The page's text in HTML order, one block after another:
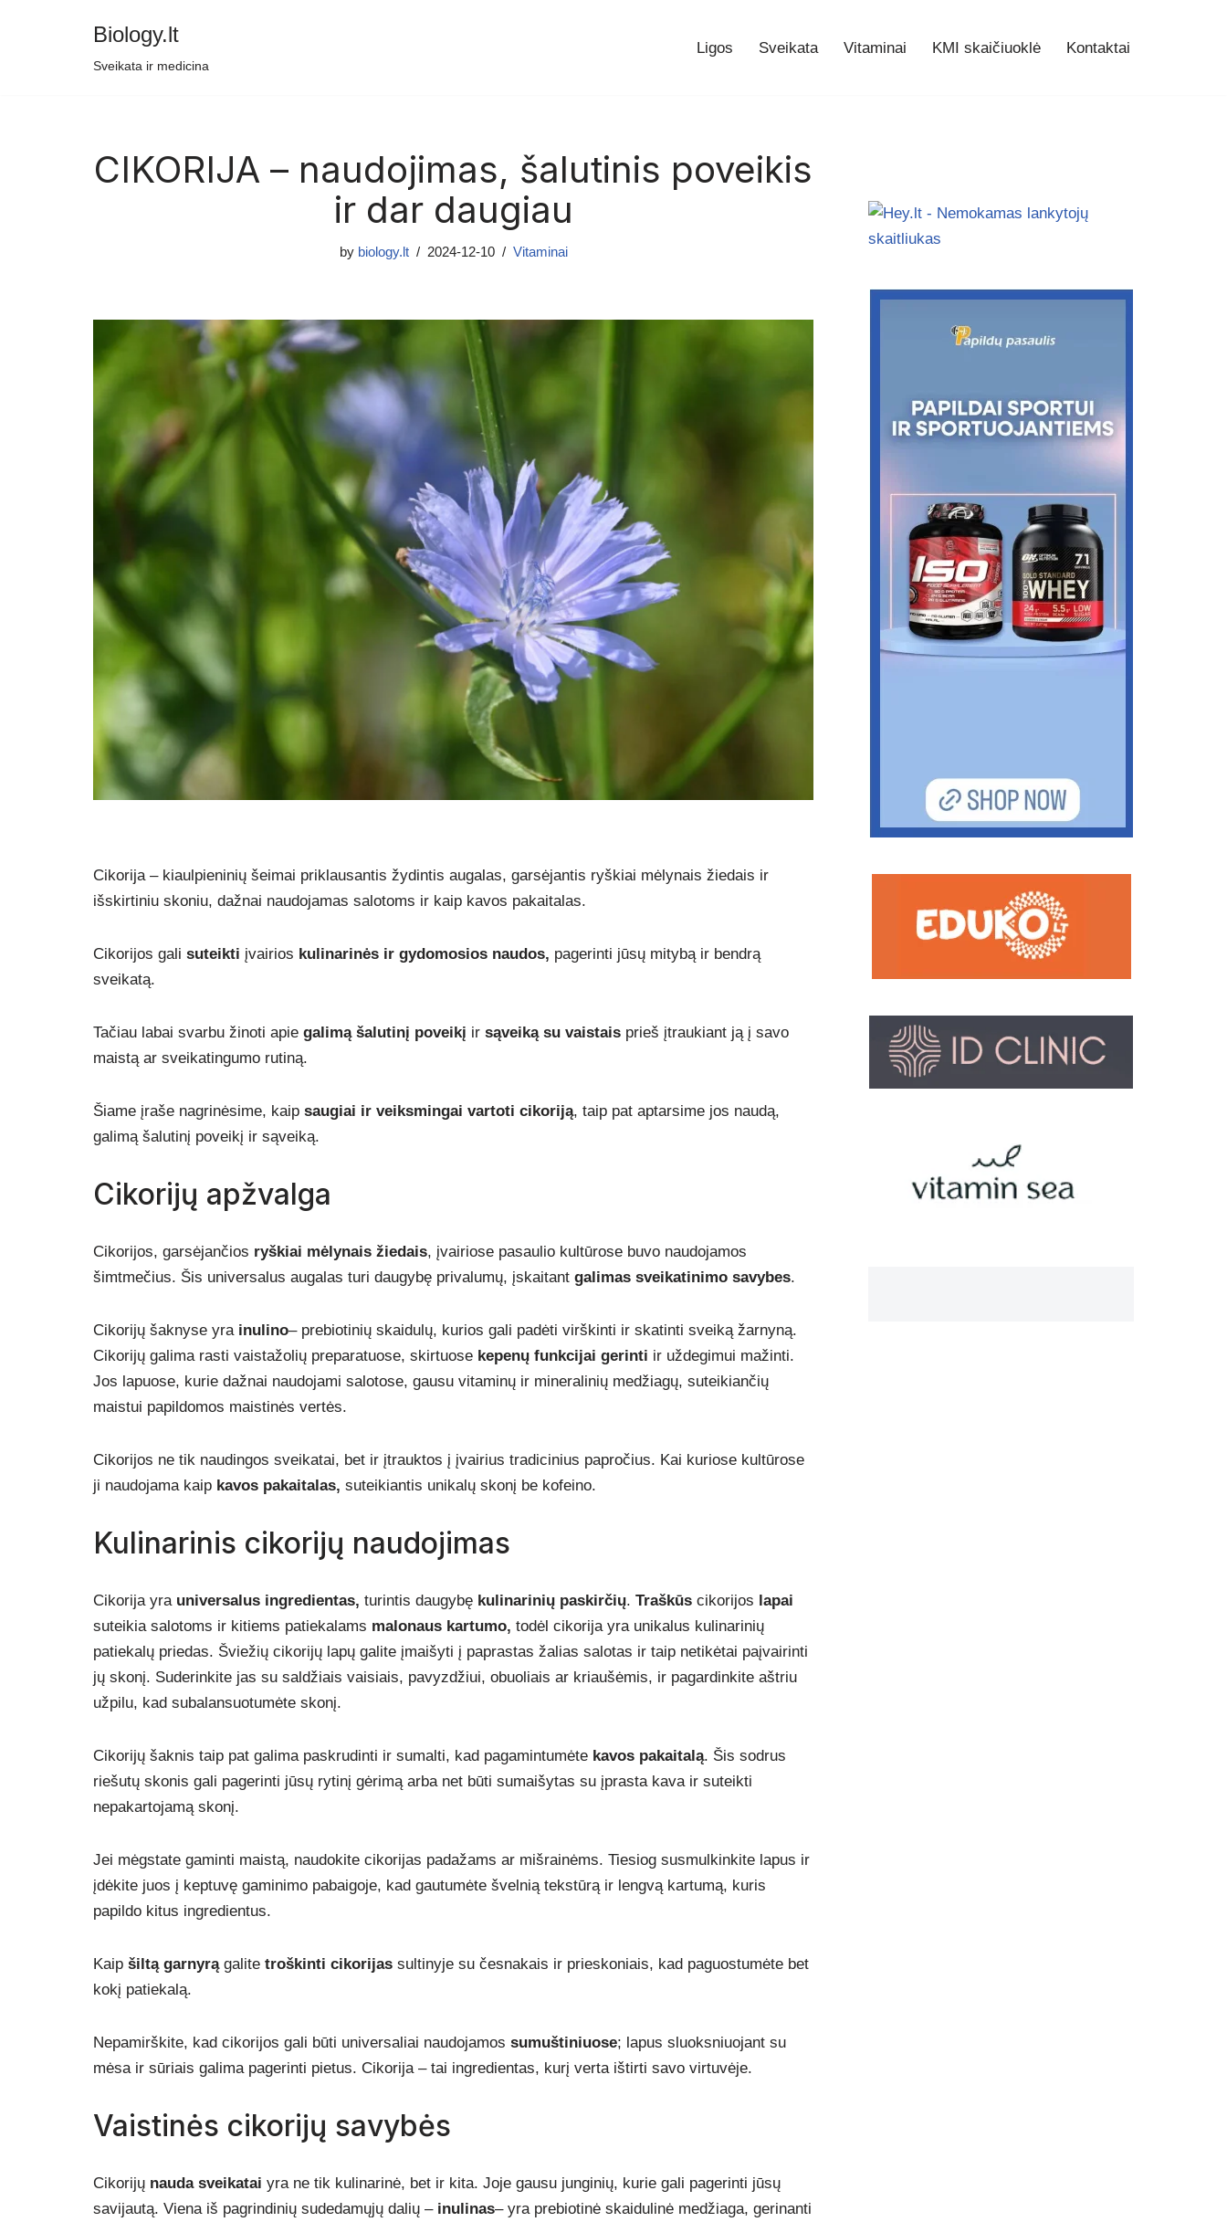
Biology.lt
Sveikata ir medicina
Ligos Sveikata Vitaminai KMI skaičiuoklė Kontaktai
CIKORIJA – naudojimas, šalutinis poveikis
ir dar daugiau
by biology.lt 2024-12-10 Vitaminai
Cikorija – kiaulpieninių šeimai priklausantis žydintis augalas, garsėjantis ryškiai mėlynais žiedais ir
išskirtiniu skoniu, dažnai naudojamas salotoms ir kaip kavos pakaitalas.
Cikorijos gali suteikti įvairios kulinarinės ir gydomosios naudos, pagerinti jūsų mitybą ir bendrą
sveikatą.
Tačiau labai svarbu žinoti apie galimą šalutinį poveikį ir sąveiką su vaistais prieš įtraukiant ją į savo
maistą ar sveikatingumo rutiną.
Šiame įraše nagrinėsime, kaip saugiai ir veiksmingai vartoti cikoriją, taip pat aptarsime jos naudą,
galimą šalutinį poveikį ir sąveiką.
Cikorijų apžvalga
Cikorijos, garsėjančios ryškiai mėlynais žiedais, įvairiose pasaulio kultūrose buvo naudojamos
šimtmečius. Šis universalus augalas turi daugybę privalumų, įskaitant galimas sveikatinimo savybes.
Cikorijų šaknyse yra inulino– prebiotinių skaidulų, kurios gali padėti virškinti ir skatinti sveiką žarnyną.
Cikorijų galima rasti vaistažolių preparatuose, skirtuose kepenų funkcijai gerinti ir uždegimui mažinti.
Jos lapuose, kurie dažnai naudojami salotose, gausu vitaminų ir mineralinių medžiagų, suteikiančių
maistui papildomos maistinės vertės.
Cikorijos ne tik naudingos sveikatai, bet ir įtrauktos į įvairius tradicinius papročius. Kai kuriose kultūrose
ji naudojama kaip kavos pakaitalas, suteikiantis unikalų skonį be kofeino.
Kulinarinis cikorijų naudojimas
Cikorija yra universalus ingredientas, turintis daugybę kulinarinių paskirčių. Traškūs cikorijos lapai
suteikia salotoms ir kitiems patiekalams malonaus kartumo, todėl cikorija yra unikalus kulinarinių
patiekalų priedas. Šviežių cikorijų lapų galite įmaišyti į paprastas žalias salotas ir taip netikėtai paįvairinti
jų skonį. Suderinkite jas su saldžiais vaisiais, pavyzdžiui, obuoliais ar kriaušėmis, ir pagardinkite aštriu
užpilu, kad subalansuotumėte skonį.
Cikorijų šaknis taip pat galima paskrudinti ir sumalti, kad pagamintumėte kavos pakaitalą. Šis sodrus
riešutų skonis gali pagerinti jūsų rytinį gėrimą arba net būti sumaišytas su įprasta kava ir suteikti
nepakartojamą skonį.
Jei mėgstate gaminti maistą, naudokite cikorijas padažams ar mišrainėms. Tiesiog susmulkinkite lapus ir
įdėkite juos į keptuvę gaminimo pabaigoje, kad gautumėte švelnią tekstūrą ir lengvą kartumą, kuris
papildo kitus ingredientus.
Kaip šiltą garnyrągalite troškinti cikorijas sultinyje su česnakais ir prieskoniais, kad paguostumėte bet
kokį patiekalą.
Nepamirškite, kad cikorijos gali būti universaliai naudojamos sumuštiniuose; lapus sluoksniuojant su
mėsa ir sūriais galima pagerinti pietus. Cikorija – tai ingredientas, kurį verta ištirti savo virtuvėje.
Vaistinės cikorijų savybės
Cikorijų nauda sveikatai yra ne tik kulinarinė, bet ir kita. Joje gausu junginių, kurie gali pagerinti jūsų
savijautą. Viena iš pagrindinių sudedamųjų dalių – inulinas– yra prebiotinė skaidulinė medžiaga, gerinanti